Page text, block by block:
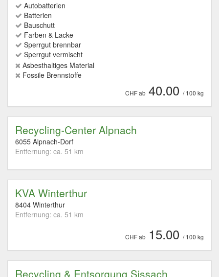
Autobatterien
Batterien
Bauschutt
Farben & Lacke
Sperrgut brennbar
Sperrgut vermischt
Asbesthaltiges Material
Fossile Brennstoffe
CHF ab 40.00 / 100 kg
Recycling-Center Alpnach
6055 Alpnach-Dorf
Entfernung: ca. 51 km
KVA Winterthur
8404 Winterthur
Entfernung: ca. 51 km
CHF ab 15.00 / 100 kg
Recycling & Entsorgung Sissach